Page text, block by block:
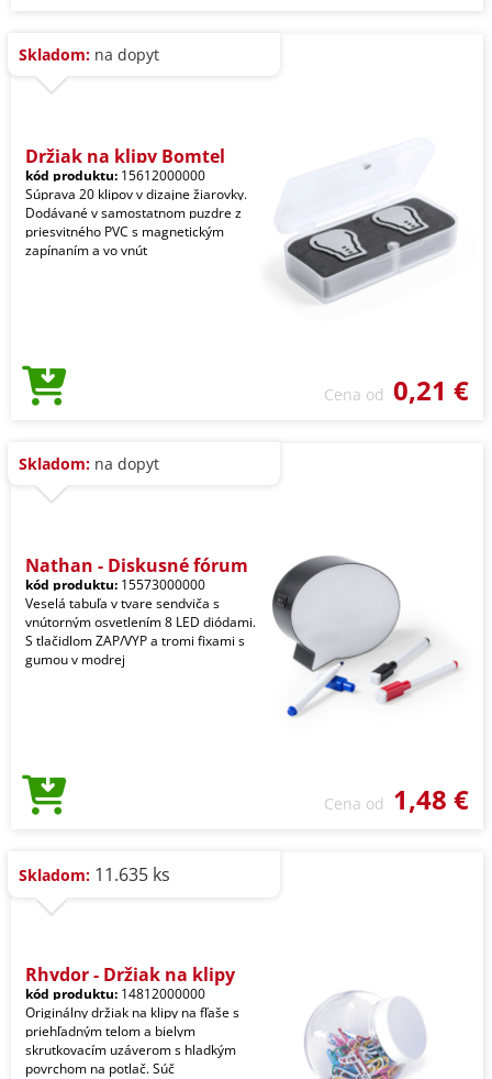
Skladom: na dopyt
Držiak na klipy Bomtel
kód produktu: 15612000000
Súprava 20 klipov v dizajne žiarovky.
Dodávané v samostatnom puzdre z
priesvitného PVC s magnetickým
zapínaním a vo vnút
Cena od 0,21 €
Skladom: na dopyt
Nathan - Diskusné fórum
kód produktu: 15573000000
Veselá tabuľa v tvare sendviča s
vnútorným osvetlením 8 LED diódami.
S tlačidlom ZAP/VYP a tromi fixami s
gumou v modrej
Cena od 1,48 €
Skladom: 11.635 ks
Rhydor - Držiak na klipy
kód produktu: 14812000000
Originálny držiak na klipy na fľaše s
priehľadným telom a bielym
skrutkovacím uzáverom s hladkým
povrchom na potlač. Súč